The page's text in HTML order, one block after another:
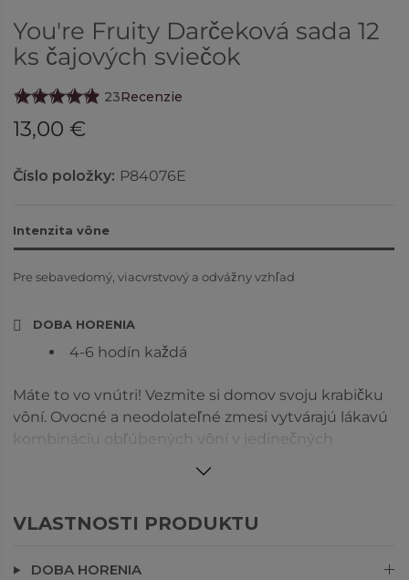
You're Fruity Darčeková sada 12
ks čajových sviečok
23Recenzie
13,00 €
Číslo položky: P84076E
Intenzita vône
Pre sebavedomý, viacvrstvový a odvážny vzhľad
DOBA HORENIA
4-6 hodín každá
Máte to vo vnútri! Vezmite si domov svoju krabičku
vôní. Ovocné a neodolateľné zmesi vytvárajú lákavú
kombináciu obľúbených vôní v jedinečných
balení.
VLASTNOSTI PRODUKTU
DOBA HORENIA